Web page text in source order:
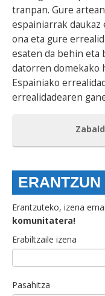
tranpan. Gure
espainiarrak daukaz
ona eta gure
esaten da behin eta
datorren domekako
Espainiako
errealidadearen
ERANTZUN
Erantzuteko, izena
komunitatera!
Erabiltzaile izena
Pasahitza